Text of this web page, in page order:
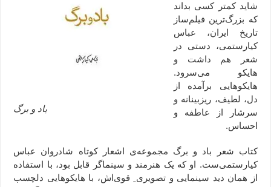
باد و برگ
شاید کمتر کسی بداند
که بزرگ‌ترین فیلم‌ساز
تاریخ ایران، عباس
کیارستمی، دستی در
شعر هم داشت و
هایکو می‌سرود.
هایکوهایی برآمده از
دل، لطیف، ریزبینانه و
سرشار از عاطفه و
احساس.
کتاب شعر باد و برگ مجموعه‌ی اشعار کوتاه شادروان عباس
کیارستمی‌ست. او که یک هنرمند و سینماگر قابل بود، با استفاده
از همان دید سینمایی و تصویری ِ قوی‌اش، با هایکوهایی دلچسب